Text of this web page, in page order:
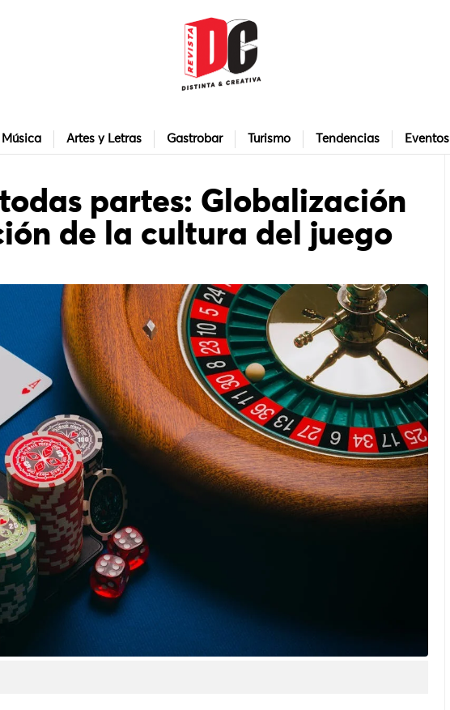
Música Artes y Letras Gastrobar Turismo Tendencias Eventos
partes: Globalización
de la cultura del juego